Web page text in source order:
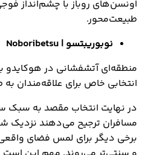
اونسن‌های روباز با چشم‌انداز
طبیعت‌محور.
نوبوریبتسو | Noboribetsu
منطقه‌ای آتشفشانی در هوکایدو
انتخابی خاص برای علاقه‌مندان
در نهایت انتخاب مقصد به سبک
مسافران ترجیح می‌دهند نزدیک
برخی دیگر برای لمس فضای